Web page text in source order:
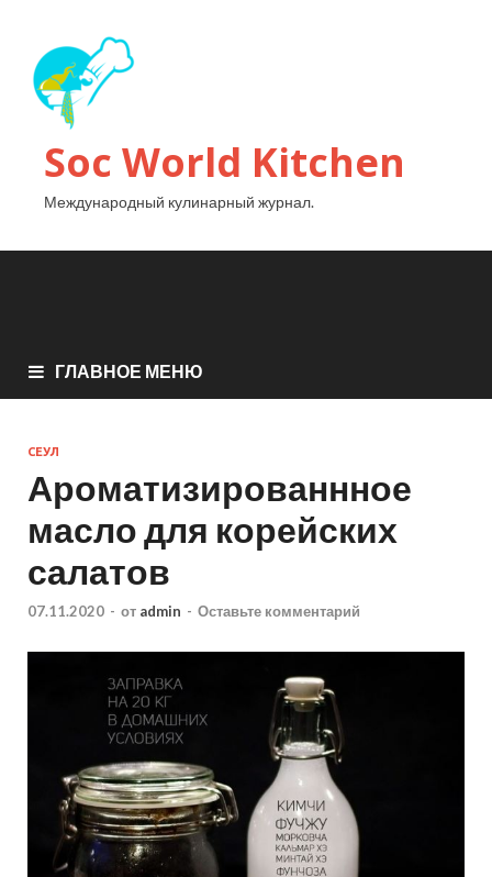
Soc World Kitchen
Международный кулинарный журнал.
ГЛАВНОЕ МЕНЮ
СЕУЛ
Ароматизированнное
масло для корейских
салатов
07.11.2020 - от admin - Оставьте комментарий